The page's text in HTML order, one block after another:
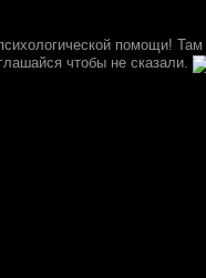
помощи!
чтобы не сказали.